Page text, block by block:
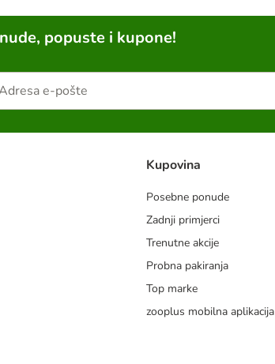
popuste i kupone!
Kupovina
Posebne ponude
Zadnji primjerci
Trenutne akcije
Probna pakiranja
Top marke
zooplus mobilna aplikacija